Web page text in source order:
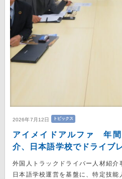
2026年7月12日 トピックス
アイメイドアルファ 年間
介、日本語学校でドライブ
外国人トラックドライバー人材紹介
日本語学校運営を基盤に、特定技